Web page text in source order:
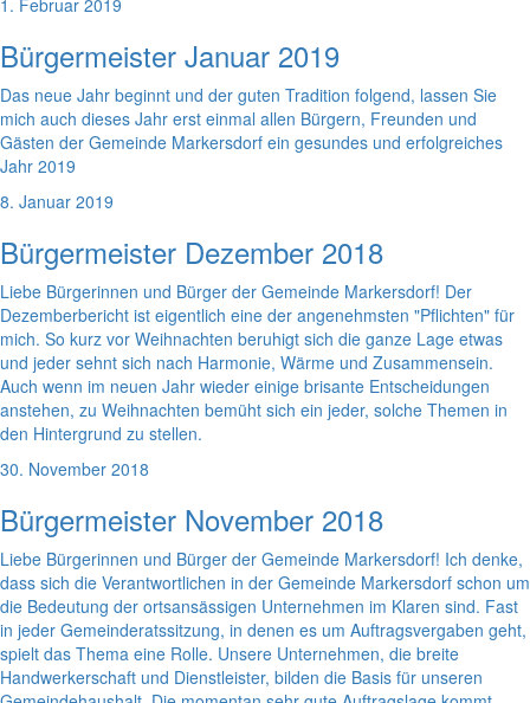
1. Februar 2019
Bürgermeister Januar 2019
Das neue Jahr beginnt und der guten Tradition folgend, lassen Sie
mich auch dieses Jahr erst einmal allen Bürgern, Freunden und
Gästen der Gemeinde Markersdorf ein gesundes und erfolgreiches
Jahr 2019
8. Januar 2019
Bürgermeister Dezember 2018
Liebe Bürgerinnen und Bürger der Gemeinde Markersdorf! Der
Dezemberbericht ist eigentlich eine der angenehmsten "Pflichten" für
mich. So kurz vor Weihnachten beruhigt sich die ganze Lage etwas
und jeder sehnt sich nach Harmonie, Wärme und Zusammensein.
Auch wenn im neuen Jahr wieder einige brisante Entscheidungen
anstehen, zu Weihnachten bemüht sich ein jeder, solche Themen in
den Hintergrund zu stellen.
30. November 2018
Bürgermeister November 2018
Liebe Bürgerinnen und Bürger der Gemeinde Markersdorf! Ich denke,
dass sich die Verantwortlichen in der Gemeinde Markersdorf schon um
die Bedeutung der ortsansässigen Unternehmen im Klaren sind. Fast
in jeder Gemeinderatssitzung, in denen es um Auftragsvergaben geht,
spielt das Thema eine Rolle. Unsere Unternehmen, die breite
Handwerkerschaft und Dienstleister, bilden die Basis für unseren